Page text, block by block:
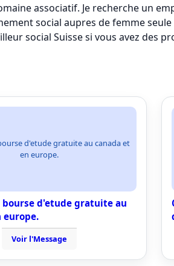
associatif. Je recherche un
social aupres de femme seule
social Suisse si vous avez des
d'etude gratuite au canada et
en europe.
bourse d'etude gratuite au
europe.
Voir l'Message